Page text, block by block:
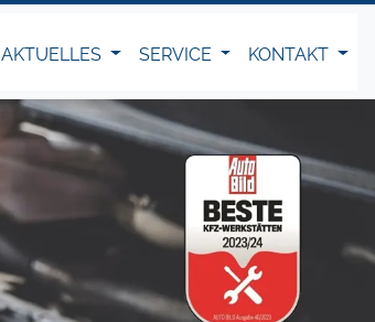
AKTUELLES SERVICE KONTAKT